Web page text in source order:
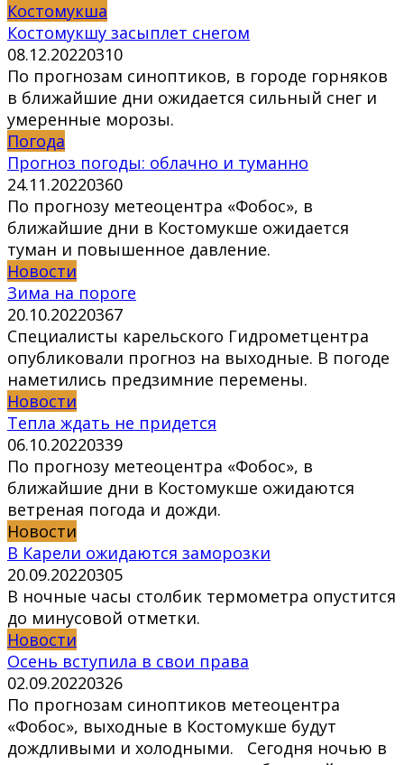
Костомукша
Костомукшу засыплет снегом
08.12.20220310
По прогнозам синоптиков, в городе горняков
в ближайшие дни ожидается сильный снег и
умеренные морозы.
Погода
Прогноз погоды: облачно и туманно
24.11.20220360
По прогнозу метеоцентра «Фобос», в
ближайшие дни в Костомукше ожидается
туман и повышенное давление.
Новости
Зима на пороге
20.10.20220367
Специалисты карельского Гидрометцентра
опубликовали прогноз на выходные. В погоде
наметились предзимние перемены.
Новости
Тепла ждать не придется
06.10.20220339
По прогнозу метеоцентра «Фобос», в
ближайшие дни в Костомукше ожидаются
ветреная погода и дожди.
Новости
В Карели ожидаются заморозки
20.09.20220305
В ночные часы столбик термометра опустится
до минусовой отметки.
Новости
Осень вступила в свои права
02.09.20220326
По прогнозам синоптиков метеоцентра
«Фобос», выходные в Костомукше будут
дождливыми и холодными. Сегодня ночью в